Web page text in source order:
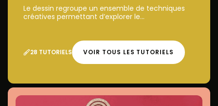
Le dessin regroupe un ensemble de techniques
créatives permettant d’explorer le...
28 TUTORIELS VOIR TOUS LES TUTORIELS